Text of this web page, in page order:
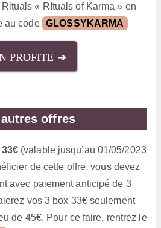
« RItuals of Karma » en
au code GLOSSYKARMA
PROFITE ➜
offres
(valable jusqu’au 01/05/2023
de cette offre, vous devez
avec paiement anticipé de 3
vos 3 box 33€ seulement
de 45€. Pour ce faire, rentrez le